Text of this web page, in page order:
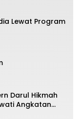
Lewat Program
Darul Hikmah
Angkatan